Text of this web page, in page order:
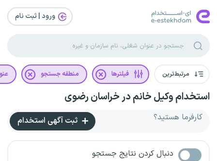
ورود | ثبت‌ نام
مرتبط‌ترین فیلترها منطقه جستجو
استخدام وکیل خانم در خراسان رضوی
کارفرما هستید؟ ثبت آگهی استخدام
دنبال کردن نتایج جستجو